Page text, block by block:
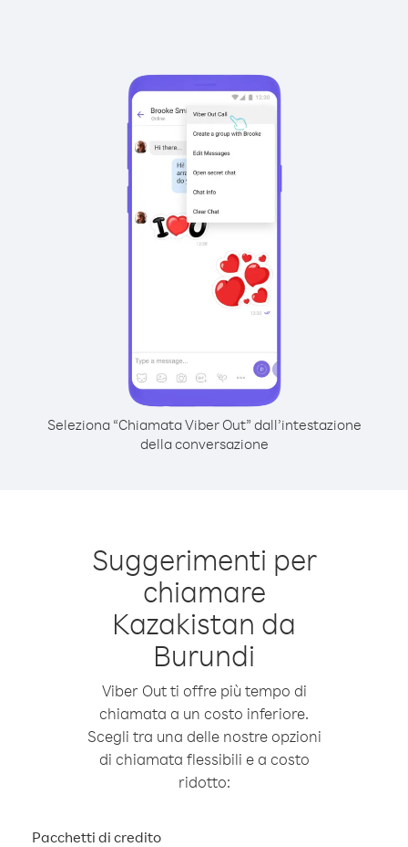
Seleziona “Chiamata Viber Out” dall’intestazione
della conversazione
Suggerimenti per
chiamare
Kazakistan da
Burundi
Viber Out ti offre più tempo di
chiamata a un costo inferiore.
Scegli tra una delle nostre opzioni
di chiamata flessibili e a costo
ridotto:
Pacchetti di credito